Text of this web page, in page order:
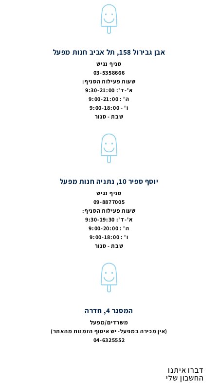
דברו איתנו
החשבון שלי
אבן גבירול 158, תל אביב חנות מפעל
סניף נגיש
03-5358666
שעות פעילות הסניף:
א'-ד': 9:30-21:00
ה' : 9:00-21:00
ו' - 9:00-18:00
שבת - סגור
יוסף ספיר 10, נתניה חנות מפעל
סניף נגיש
09-8877005
שעות פעילות הסניף:
א'-ד': 9:30-19:30
ה' : 9:00-20:00
ו' : 9:00-18:00
שבת - סגור
המסגר 4, חדרה
משרדים/מפעל
(אין מכירה במפעל- יש איסוף הזמנות מהאתר)
04-6325552